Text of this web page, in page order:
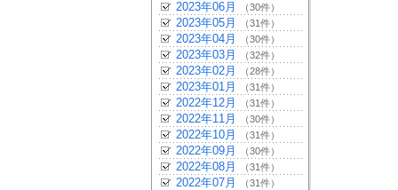
2023年06月 （30件）
2023年05月 （31件）
2023年04月 （30件）
2023年03月 （32件）
2023年02月 （28件）
2023年01月 （31件）
2022年12月 （31件）
2022年11月 （30件）
2022年10月 （31件）
2022年09月 （30件）
2022年08月 （31件）
2022年07月 （31件）